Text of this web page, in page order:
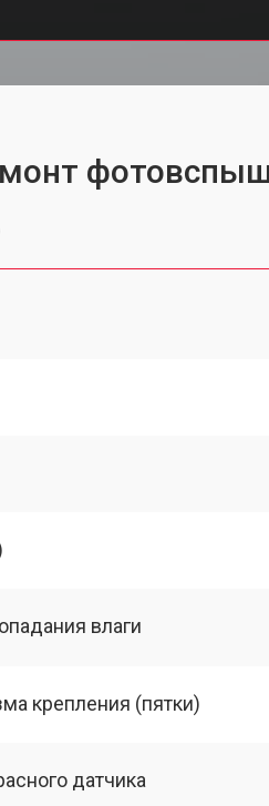
влаги
крепления (пятки)
датчика